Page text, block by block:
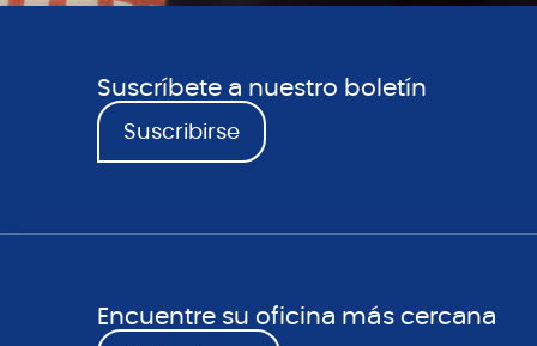
Suscríbete a nuestro boletín
Suscribirse
Encuentre su oficina más cercana